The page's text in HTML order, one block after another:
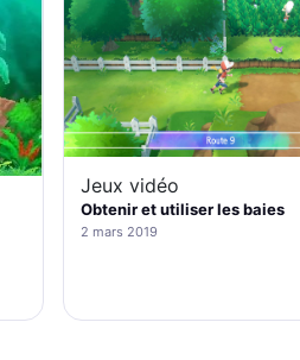
Jeux vidéo
Obtenir et utiliser les baies
2 mars 2019